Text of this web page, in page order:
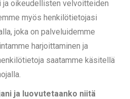
oikeudellisten velvoitteiden
myös henkilötietojasi
joka on palveluidemme
harjoittaminen ja
saatamme käsitellä
ja luovutetaanko niitä